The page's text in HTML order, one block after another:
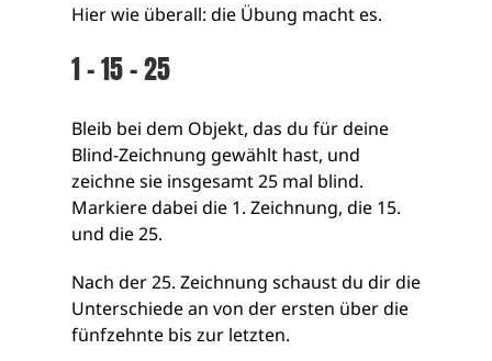
Hier wie überall: die Übung macht es.
1 – 15 – 25
Bleib bei dem Objekt, das du für deine
Blind-Zeichnung gewählt hast, und
zeichne sie insgesamt 25 mal blind.
Markiere dabei die 1. Zeichnung, die 15.
und die 25.
Nach der 25. Zeichnung schaust du dir die
Unterschiede an von der ersten über die
fünfzehnte bis zur letzten.